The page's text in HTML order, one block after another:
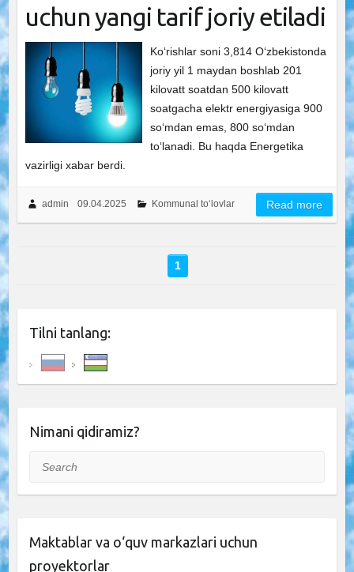
uchun yangi tarif joriy etiladi
Ko‘rishlar soni 3,814 O‘zbekistonda
joriy yil 1 maydan boshlab 201
kilovatt soatdan 500 kilovatt
soatgacha elektr energiyasiga 900
so‘mdan emas, 800 so‘mdan
to‘lanadi. Bu haqda Energetika
vazirligi xabar berdi.
admin 09.04.2025 Kommunal to‘lovlar Read more
1
Tilni tanlang:
Nimani qidiramiz?
Search
Maktablar va o‘quv markazlari uchun
proyektorlar